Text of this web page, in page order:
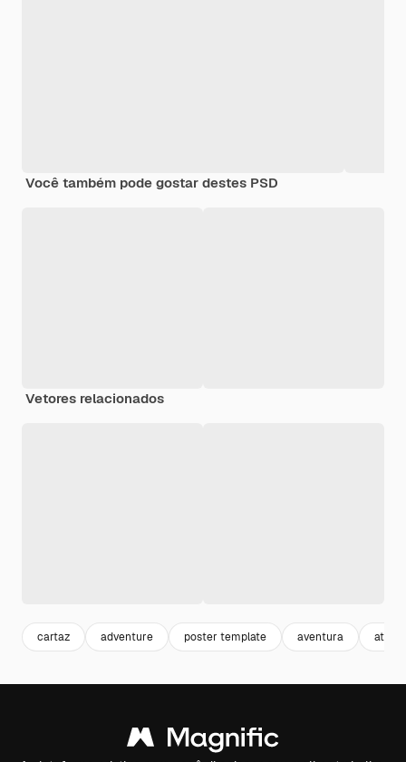
Você também pode gostar destes PSD
Vetores relacionados
cartaz adventure poster template aventura